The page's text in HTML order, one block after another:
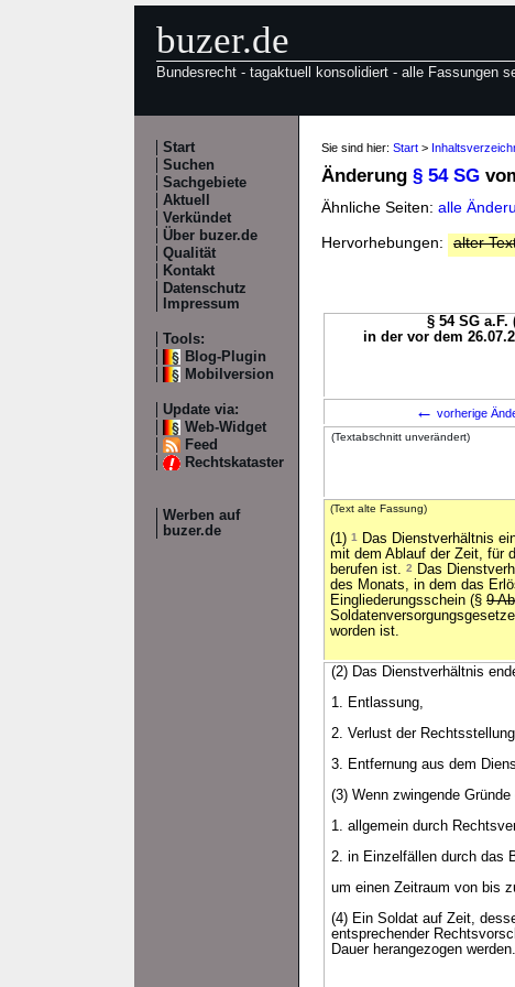
buzer.de
Bundesrecht - tagaktuell konsolidiert - alle Fassungen
Start
Suchen
Sachgebiete
Aktuell
Verkündet
Über buzer.de
Qualität
Kontakt
Datenschutz
Impressum
Tools:
Blog-Plugin
Mobilversion
Update via:
Web-Widget
Feed
Rechtskataster
Werben auf
buzer.de
Sie sind hier: Start >
Änderung § 54 SG
Ähnliche Seiten: alle
Hervorhebungen:
alter
§ 54 SG a.F.
in der vor dem
← vorherige
(Textabschnitt unverändert)
(Text alte Fassung)
(1) 1
Das Dienstverhältnis
mit dem Ablauf der Zeit, für
berufen ist. 2
Das
des Monats, in dem das
Eingliederungsschein (§ 9
worden ist.
(2) Das Dienstverhältnis
1. Entlassung,
2. Verlust der
3. Entfernung aus dem
(3) Wenn zwingende
1. allgemein durch
2. in Einzelfällen durch das
um einen Zeitraum von bis
(4) Ein Soldat auf Zeit,
entsprechender
Dauer herangezogen werden.